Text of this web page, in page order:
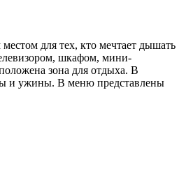
для тех, кто мечтает дышать
шкафом, мини-
зона для отдыха. В
и ужины. В меню представлены